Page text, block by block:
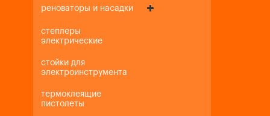
реноваторы и насадки
степлеры
электрические
стойки для
электроинструмента
термоклеящие
пистолеты